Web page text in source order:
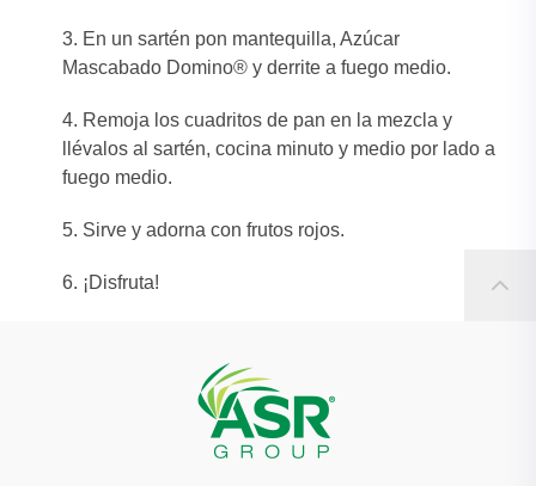
3. En un sartén pon mantequilla, Azúcar
Mascabado Domino® y derrite a fuego medio.
4. Remoja los cuadritos de pan en la mezcla y
llévalos al sartén, cocina minuto y medio por lado a
fuego medio.
5. Sirve y adorna con frutos rojos.
6. ¡Disfruta!